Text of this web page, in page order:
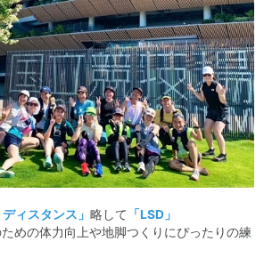
ィスタンス」 略して
「LSD」
めの体力向上や地脚つくりにぴったりの練